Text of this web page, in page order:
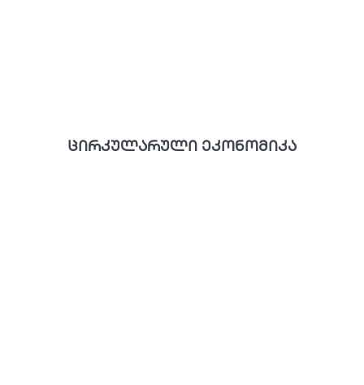
ცირკულარული ეკონომიკა